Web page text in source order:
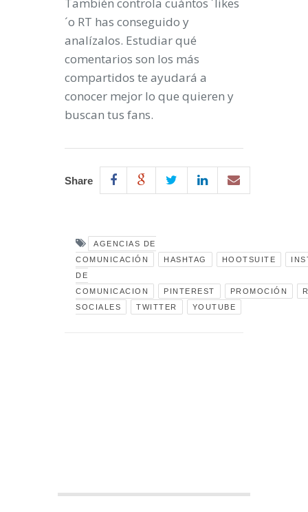
´o RT has conseguido y
analízalos. Estudiar qué
comentarios son los más
compartidos te ayudará a
conocer mejor lo que quieren y
buscan tus fans.
Share
AGENCIAS DE
COMUNICACIÓN
HASHTAG HOOTSUITE
DE
COMUNICACION
PINTEREST PROMOCIÓN
SOCIALES
TWITTER YOUTUBE